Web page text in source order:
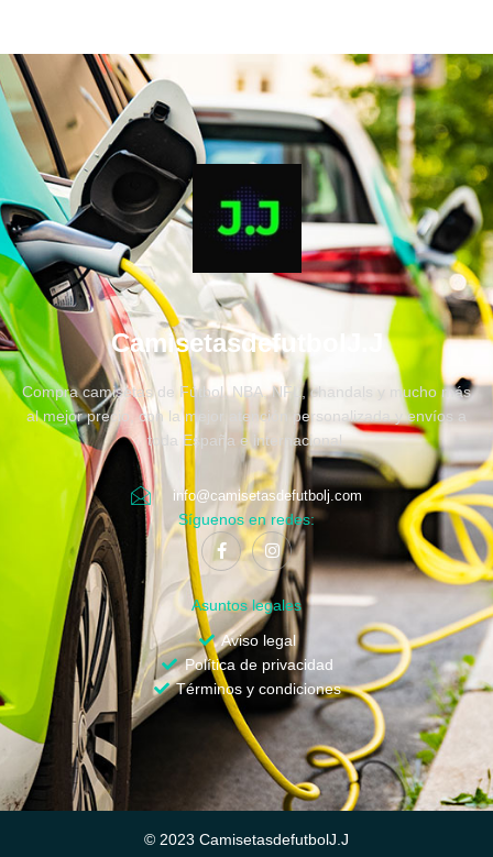
CamisetasdefutbolJ.J
Compra camisetas de Fútbol, NBA, NFL, chandals y mucho más
al mejor precio, con la mejor atención personalizada y envíos a
toda España e internacional.
info@camisetasdefutbolj.com
Síguenos en redes:
Asuntos legales
Aviso legal
Política de privacidad
Términos y condiciones
© 2023 CamisetasdefutbolJ.J